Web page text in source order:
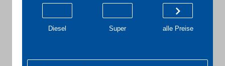
Diesel Super alle Preise